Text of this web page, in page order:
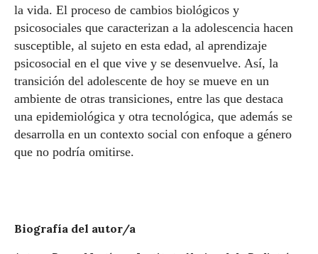
la vida. El proceso de cambios biológicos y
psicosociales que caracterizan a la adolescencia hacen
susceptible, al sujeto en esta edad, al aprendizaje
psicosocial en el que vive y se desenvuelve. Así, la
transición del adolescente de hoy se mueve en un
ambiente de otras transiciones, entre las que destaca
una epidemiológica y otra tecnológica, que además se
desarrolla en un contexto social con enfoque a género
que no podría omitirse.
Biografía del autor/a